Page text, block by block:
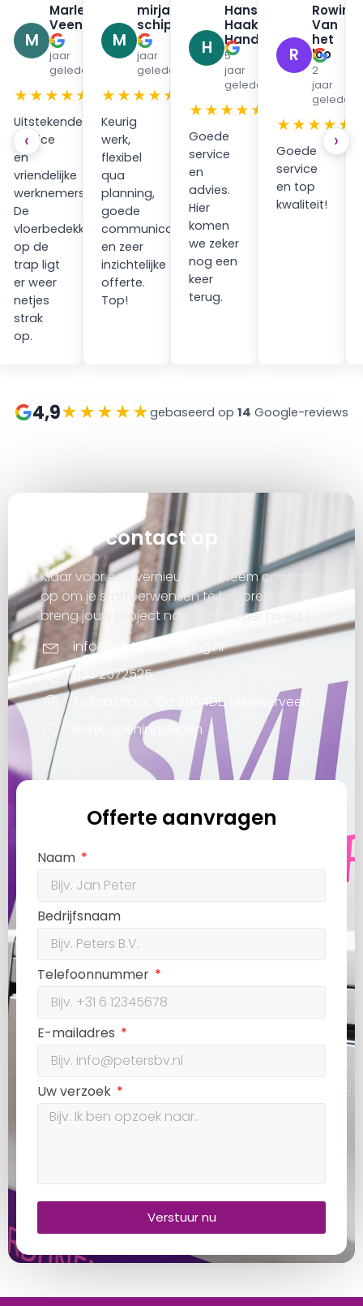
M
Marleen
Veenendaal
✓
6
jaar
geleden
★★★★★
Uitstekende
service
en
vriendelijke
werknemers.
De
vloerbedekking
op de
trap ligt
er weer
netjes
strak
op.
M
mirjam
schippers
5
jaar
geleden
★★★★★
Keurig
werk,
flexibel
qua
planning,
goede
communicatie
en zeer
inzichtelijke
offerte.
Top!
H
Hans
Haak
Handpan
5
jaar
geleden
★★★★★
Goede
service
en
advies.
Hier
komen
we zeker
nog een
keer
terug.
R
Rowin
Van
het
loo
2
jaar
geleden
★★★★★
Goede
service
en top
kwaliteit!
‹ ›
4,9★★★★★gebaseerd op 14 Google-reviews
Neem contact op
Klaar voor een vernieuwing? Neem contact
op om je stoffeerwensen te bespreken en
breng jouw project naar een hoger niveau.
info@smits-stoffering.nl
033 2572525
Talmastraat 10a 3864DE, Nijkerkerveen
Bekijk openingstijden
Offerte aanvragen
Naam
Bedrijfsnaam
Telefoonnummer
E-mailadres
Uw verzoek
Verstuur nu